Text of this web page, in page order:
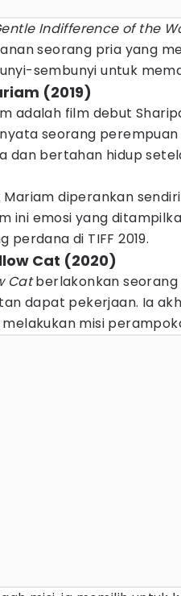
Indifference of the
seorang pria yang
sembunyi untuk
(2019)
adalah film debut
seorang
dan bertahan hidup
Mariam diperankan
ini emosi yang
perdana di TIFF 2019.
Cat (2020)
Catberlakonkan
dapat pekerjaan. Ia
misi